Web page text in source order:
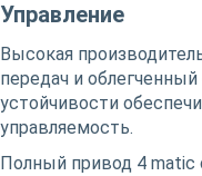
Управление
Высокая
передач и
устойчивости
управляемость.
Полный привод 4